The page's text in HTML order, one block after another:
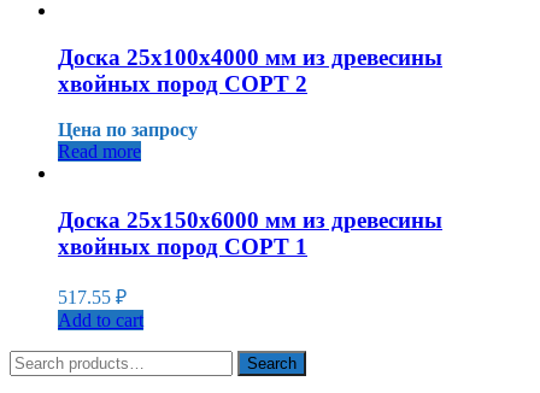
Доска 25x100x4000 мм из древесины
хвойных пород СОРТ 2
Цена по запросу
Read more
Доска 25x150x6000 мм из древесины
хвойных пород СОРТ 1
517.55 ₽
Add to cart
Search
for:
Search